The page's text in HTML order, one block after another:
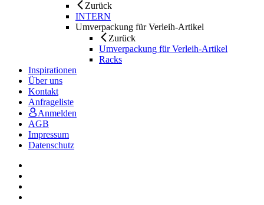
Zurück
INTERN
Umverpackung für Verleih-Artikel
Zurück
Umverpackung für Verleih-Artikel
Racks
Inspirationen
Über uns
Kontakt
Anfrageliste
Anmelden
AGB
Impressum
Datenschutz